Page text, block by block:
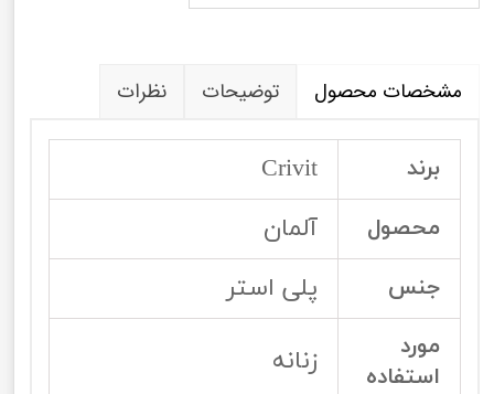
مشخصات محصول توضیحات نظرات
برند Crivit
محصول آلمان
جنس پلی استر
مورد
استفاده
زنانه